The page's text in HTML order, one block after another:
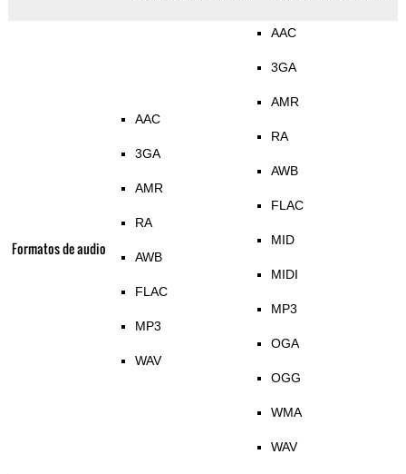
Formatos de audio
AAC
3GA
AMR
RA
AWB
FLAC
MP3
WAV
AAC
3GA
AMR
RA
AWB
FLAC
MID
MIDI
MP3
OGA
OGG
WMA
WAV